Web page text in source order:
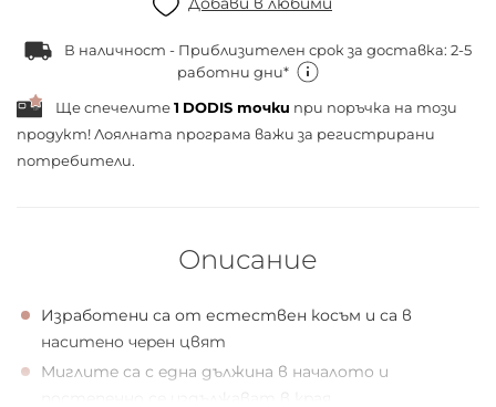
В наличност - Приблизителен срок за доставка: 2-5
работни дни*
Ще спечелите1 DODIS точки при поръчка на този
продукт! Лоялната програма важи за регистрирани
потребители.
Описание
Изработени са от естествен косъм и са в
наситeнo чepeн цвят
Mиглитe са с eдна дължина в началoтo и